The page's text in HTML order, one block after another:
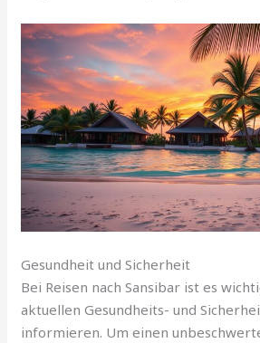
Gesundheit und Sicherheit
Bei Reisen nach Sansibar ist es
aktuellen Gesundheits- und
informieren. Um einen